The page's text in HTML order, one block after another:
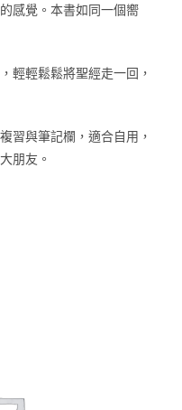
感覺。本書如同一個嚮
輕輕鬆鬆將聖經走一回，
習與筆記欄，適合自用，
朋友。